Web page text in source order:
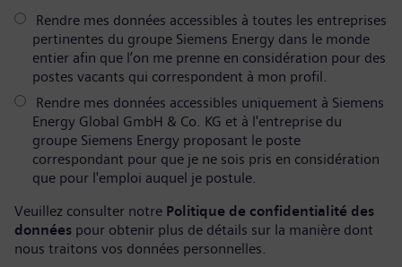
Rendre mes données accessibles à toutes les entreprises
pertinentes du groupe Siemens Energy dans le monde
entier afin que l’on me prenne en considération pour des
postes vacants qui correspondent à mon profil.
Rendre mes données accessibles uniquement à Siemens
Energy Global GmbH & Co. KG et à l'entreprise du
groupe Siemens Energy proposant le poste
correspondant pour que je ne sois pris en considération
que pour l'emploi auquel je postule.
Veuillez consulter notre Politique de confidentialité des
données pour obtenir plus de détails sur la manière dont
nous traitons vos données personnelles.